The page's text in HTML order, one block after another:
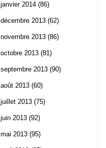
janvier 2014 (86)
décembre 2013 (62)
novembre 2013 (86)
octobre 2013 (81)
septembre 2013 (90)
août 2013 (60)
juillet 2013 (75)
juin 2013 (92)
mai 2013 (95)